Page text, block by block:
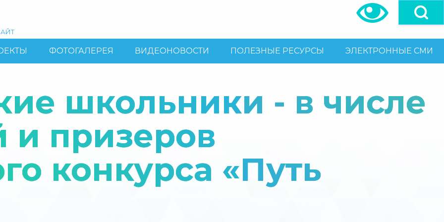
ФОТОГАЛЕРЕЯ ВИДЕОНОВОСТИ ПОЛЕЗНЫЕ РЕСУРСЫ ЭЛЕКТРОННЫЕ СМИ
школьники - в числе
и призеров
конкурса «Путь